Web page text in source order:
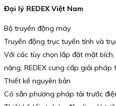
Đại lý REDEX Việt Nam
Bộ truyền động máy
Truyền động trục tuyến tính và
Với các tùy chọn lắp đặt mặt
năng, REDEX cung cấp giải pháp
Thiết kế nguyên bản
Có sẵn phương pháp tải trước